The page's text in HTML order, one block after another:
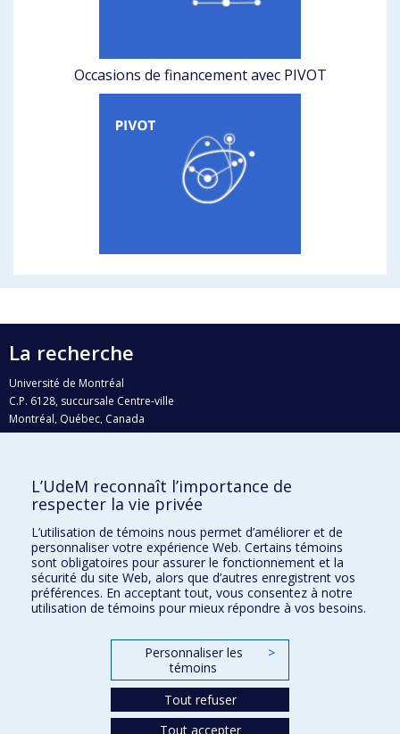
Occasions de financement avec PIVOT
La recherche
Université de Montréal
C.P. 6128, succursale Centre-ville
Montréal, Québec, Canada
H3C 3J7
Qui fait quoi?
Nous trouver
Plan du site
Accessibilité
L’UdeM reconnaît l’importance de
respecter la vie privée
L’utilisation de témoins nous permet d’améliorer et de
personnaliser votre expérience Web. Certains témoins
sont obligatoires pour assurer le fonctionnement et la
sécurité du site Web, alors que d’autres enregistrent vos
préférences. En acceptant tout, vous consentez à notre
utilisation de témoins pour mieux répondre à vos besoins.
Personnaliser les
témoins
>
Tout refuser
Tout accepter